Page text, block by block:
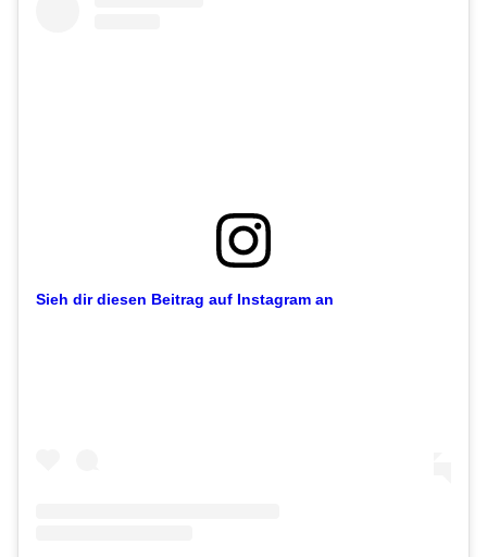
Sieh dir diesen Beitrag auf Instagram an